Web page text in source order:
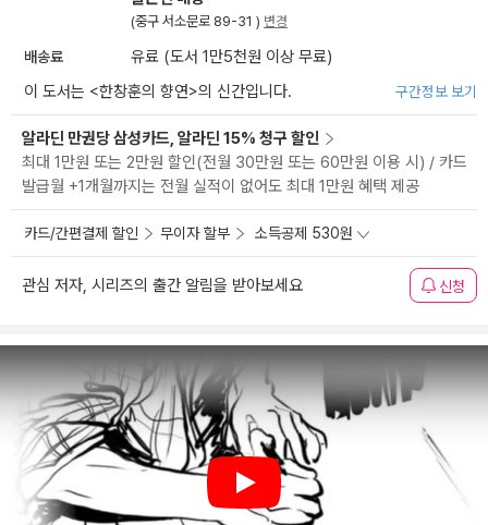
(중구 서소문로 89-31 ) 변경
배송료
유료 (도서 1만5천원 이상 무료)
이 도서는 <한창훈의 향연>의 신간입니다. 구간정보 보기
알라딘 만권당 삼성카드, 알라딘 15% 청구 할인
최대 1만원 또는 2만원 할인(전월 30만원 또는 60만원 이용 시) / 카드
발급월 +1개월까지는 전월 실적이 없어도 최대 1만원 혜택 제공
카드/간편결제 할인 무이자 할부 소득공제 530원
관심 저자, 시리즈의 출간 알림을 받아보세요 신청
Play